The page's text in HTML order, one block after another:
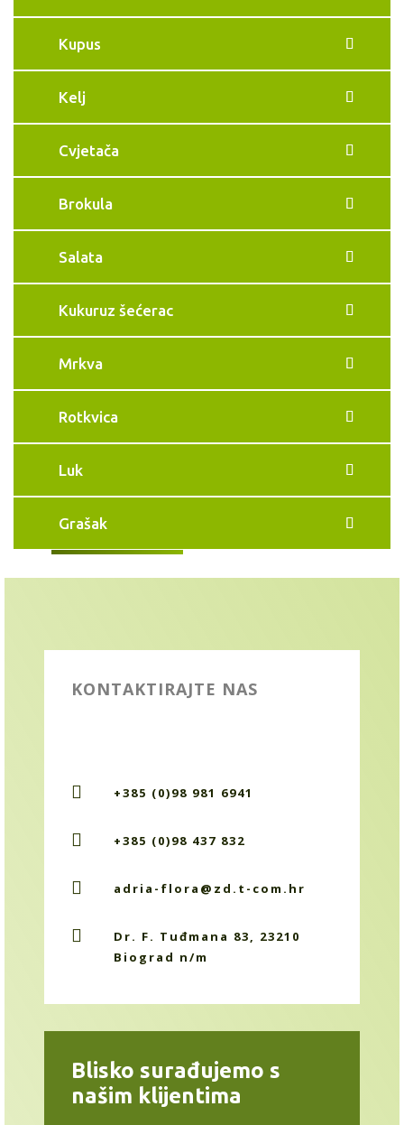
Kupus
Kelj
Cvjetača
Brokula
Salata
Kukuruz šećerac
Mrkva
Rotkvica
Luk
Grašak
KONTAKTIRAJTE NAS
 +385 (0)98 981 6941
 +385 (0)98 437 832
 adria-flora@zd.t-com.hr

Dr. F. Tuđmana 83, 23210
Biograd n/m
Blisko surađujemo s
našim klijentima